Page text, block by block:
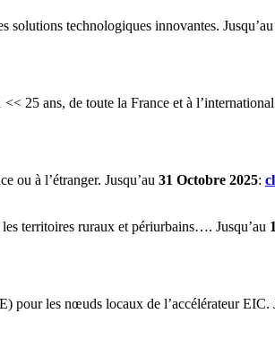
solutions technologiques innovantes. Jusqu’au
25 ans, de toute la France et à
ou à l’étranger. Jusqu’au 31 Octobre 2025:
territoires ruraux et périurbains…. Jusqu’au
pour les nœuds locaux de l’accélérateur EIC.